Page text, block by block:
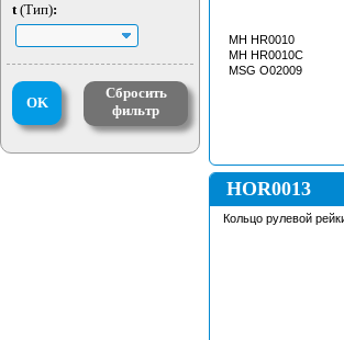
t(Тип):
OK
Сбросить
фильтр
MH HR0010
MH HR0010C
MSG O02009
HOR0013
Кольцо рулевой